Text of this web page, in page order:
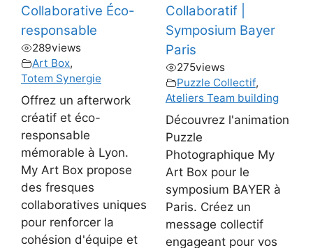
Collaborative Éco-
responsable
289views
Art Box,
Totem Synergie
Offrez un afterwork
créatif et éco-
responsable
mémorable à Lyon.
My Art Box propose
des fresques
collaboratives uniques
pour renforcer la
cohésion d'équipe et
Collaboratif |
Symposium Bayer
Paris
275views
Puzzle Collectif,
Ateliers Team building
Découvrez l'animation
Puzzle
Photographique My
Art Box pour le
symposium BAYER à
Paris. Créez un
message collectif
engageant pour vos